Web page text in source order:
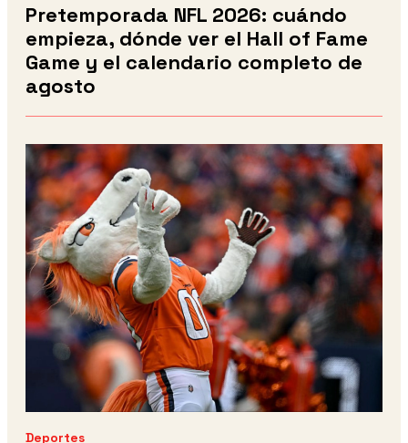
Pretemporada NFL 2026: cuándo
empieza, dónde ver el Hall of Fame
Game y el calendario completo de
agosto
Deportes